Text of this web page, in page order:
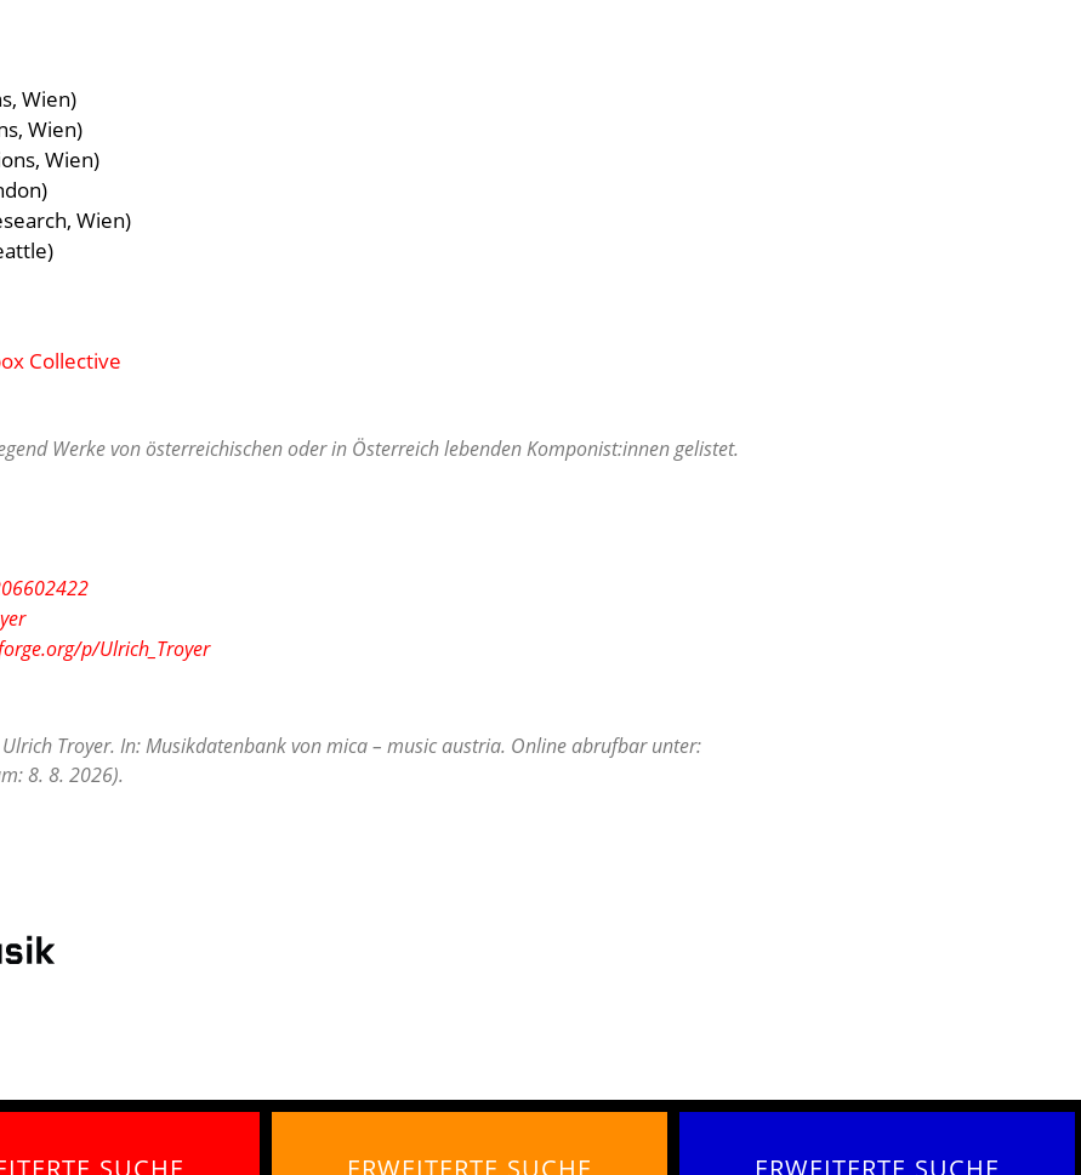
Wien)
Wien)
Wien)
Wien)
Collective
Werke von österreichischen oder in Österreich lebenden Komponist:innen gelistet.
p/Ulrich_Troyer
Troyer. In: Musikdatenbank von mica – music austria. Online abrufbar unter:
8. 8. 2026).
SUCHE ERWEITERTE SUCHE ERWEITERTE SUCHE